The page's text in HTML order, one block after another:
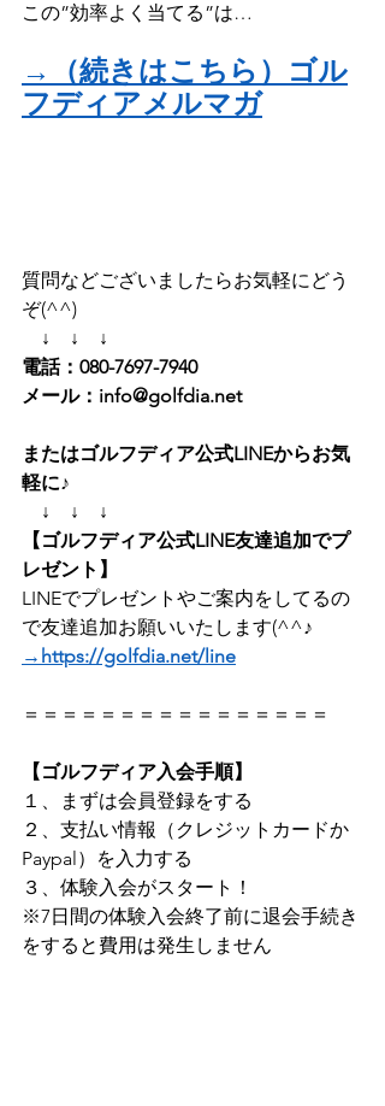
この”効率よく当てる”は…
→（続きはこちら）ゴル
フディアメルマガ
質問などございましたらお気軽にどう
ぞ(^^)
↓　↓　↓
電話：080-7697-7940
メール：info@golfdia.net
またはゴルフディア公式LINEからお気
軽に♪
↓　↓　↓
【ゴルフディア公式LINE友達追加でプ
レゼント】
LINEでプレゼントやご案内をしてるの
で友達追加お願いいたします(^^♪
→https://golfdia.net/line
＝＝＝＝＝＝＝＝＝＝＝＝＝＝＝＝
【ゴルフディア入会手順】
１、まずは会員登録をする
２、支払い情報（クレジットカードか
Paypal）を入力する
３、体験入会がスタート！
※7日間の体験入会終了前に退会手続き
をすると費用は発生しません